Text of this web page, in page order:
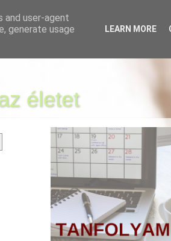
életet
and user-agent
generate usage
LEARN MORE